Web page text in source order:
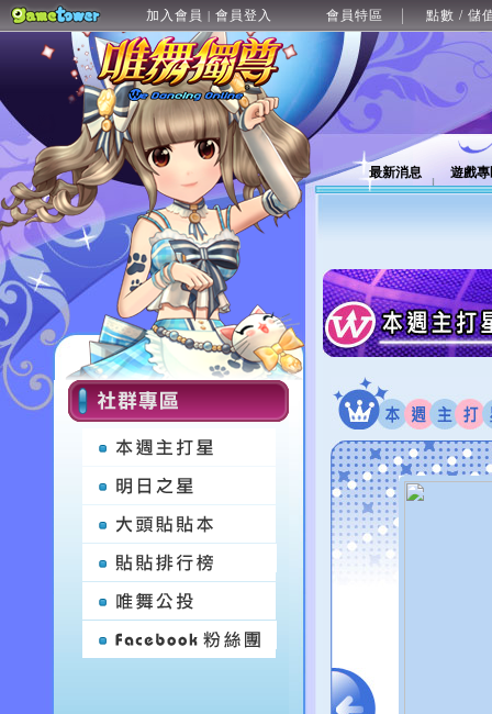
加入會員 | 會員登入 會員特區 點數 / 儲
最新消息 遊戲